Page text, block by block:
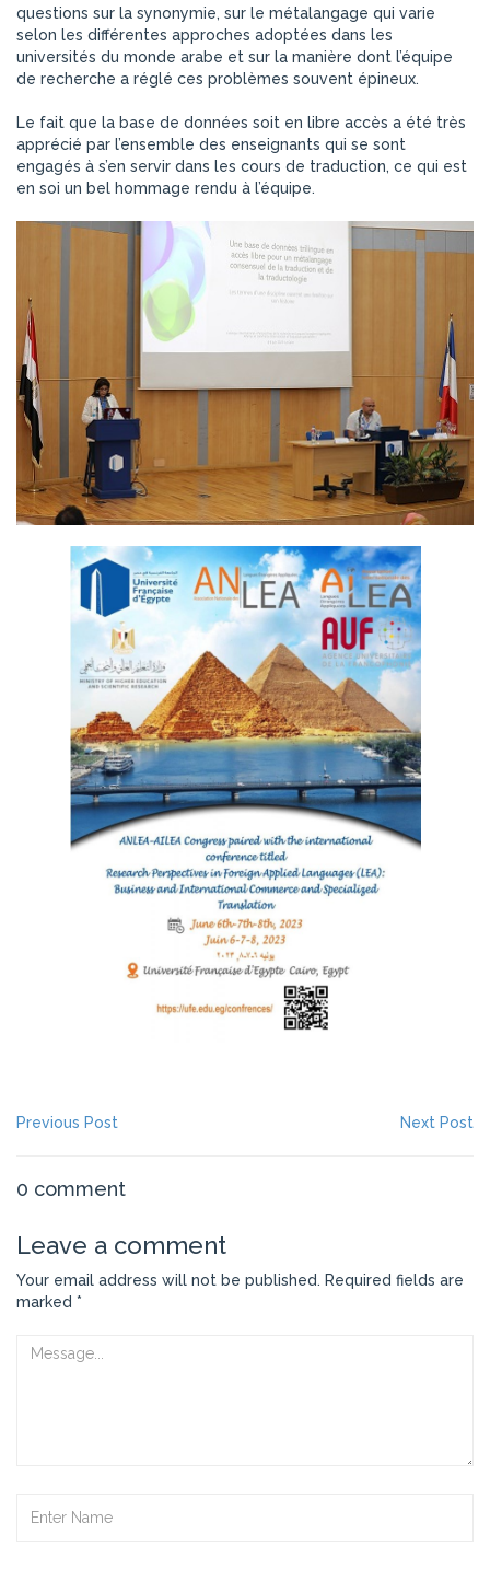
questions sur la synonymie, sur le métalangage qui varie
selon les différentes approches adoptées dans les
universités du monde arabe et sur la manière dont l’équipe
de recherche a réglé ces problèmes souvent épineux.
Le fait que la base de données soit en libre accès a été très
apprécié par l’ensemble des enseignants qui se sont
engagés à s’en servir dans les cours de traduction, ce qui est
en soi un bel hommage rendu à l’équipe.
NAVIGATION
L’ARTICLE
Previous Post Next Post
0 comment
Leave a comment
Your email address will not be published. Required fields are
marked *